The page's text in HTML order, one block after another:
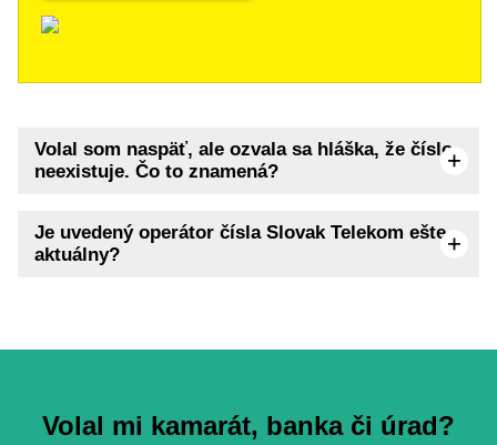
Volal som naspäť, ale ozvala sa hláška, že číslo
neexistuje. Čo to znamená?
Je uvedený operátor čísla Slovak Telekom ešte
aktuálny?
Volal mi kamarát, banka či úrad?